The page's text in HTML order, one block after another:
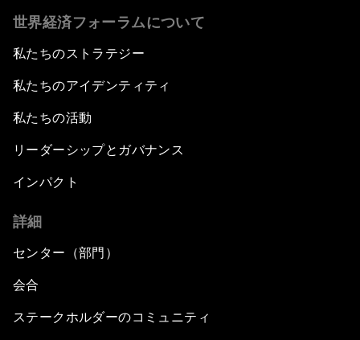
世界経済フォーラムについて
私たちのストラテジー
私たちのアイデンティティ
私たちの活動
リーダーシップとガバナンス
インパクト
詳細
センター（部門）
会合
ステークホルダーのコミュニティ